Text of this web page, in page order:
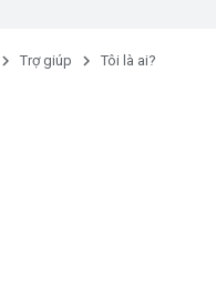
Trợ giúp Tôi là ai?